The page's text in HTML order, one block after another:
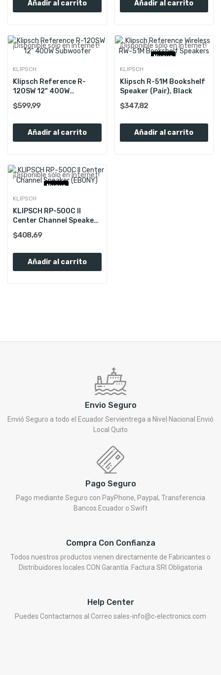
Añadir al carrito Añadir al carrito
¡Disponible sólo en Internet!
KLIPSCH
Klipsch Reference R-
120SW 12" 400W
$599,99
Añadir al carrito
¡Disponible sólo en Internet!
Nuevo
KLIPSCH
Klipsch R-51M Bookshelf
Speaker (Pair), Black
$347,82
Añadir al carrito
¡Disponible sólo en Internet!
Nuevo
KLIPSCH
KLIPSCH RP-500C II
Center Channel Speaker
$408,69
Añadir al carrito
Envio Seguro
Envió Seguro a todo el Ecuador Servientrega a Nivel Nacional Envió
Local Quito
Pago Seguro
Pago mediante Seguro con PayPhone, Paypal, Transferencia
Bancos Ecuador o Swift
Compra Con Confianza
Todos nuestros productos vienen directamente de Fabricantes o
Distribuidores locales CON Garantía. Factura SRI Obligatoria
Help Center
Puedes Contactarnos al Correo sales-info@c-electronics.com